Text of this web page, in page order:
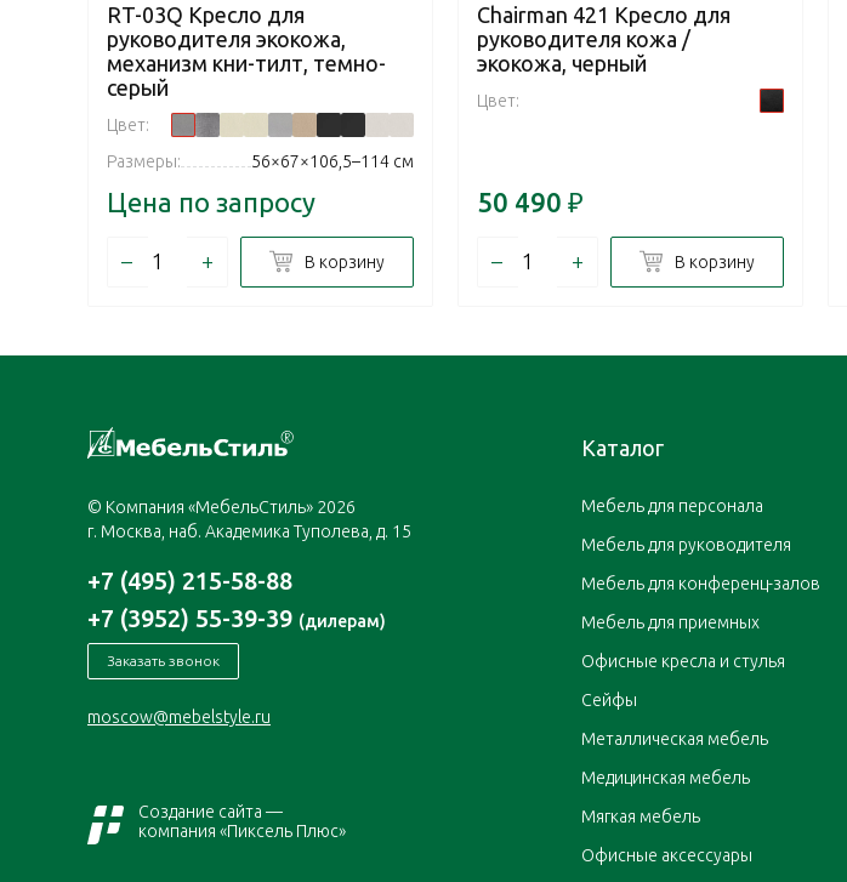
RT-03Q Кресло для
руководителя экокожа,
механизм кни-тилт, темно-
серый
Цвет:
Размеры:
56×67×106,5–114 см
Цена по запросу
– + В корзину
Chairman 421 Кресло для
руководителя кожа /
экокожа, черный
Цвет:
50 490 ₽
– + В корзину
© Компания «МебельСтиль» 2026
г. Москва, наб. Академика Туполева, д. 15
+7 (495) 215-58-88
+7 (3952) 55-39-39 (дилерам)
Заказать звонок
moscow@mebelstyle.ru
Создание сайта —
компания «Пиксель Плюс»
Каталог
Мебель для персонала
Мебель для руководителя
Мебель для конференц-залов
Мебель для приемных
Офисные кресла и стулья
Сейфы
Металлическая мебель
Медицинская мебель
Мягкая мебель
Офисные аксессуары